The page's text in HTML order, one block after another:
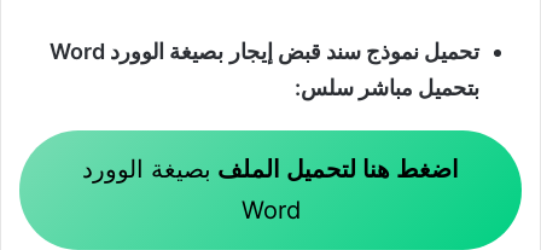
تحميل نموذج سند قبض إيجار بصيغة الوورد Word
بتحميل مباشر سلس:
اضغط هنا لتحميل الملف بصيغة الوورد
Word